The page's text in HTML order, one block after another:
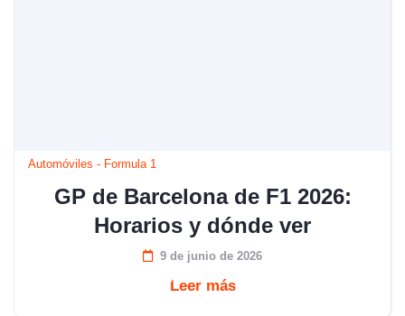
Automóviles - Formula 1
GP de Barcelona de F1 2026:
Horarios y dónde ver
9 de junio de 2026
Leer más